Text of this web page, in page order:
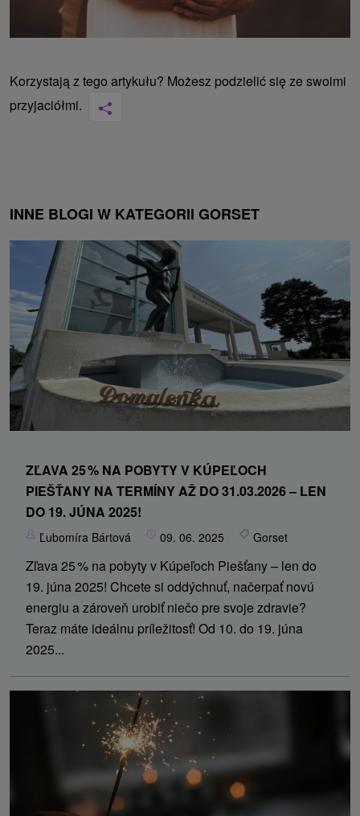
Korzystają z tego artykułu? Możesz podzielić się ze swoimi
przyjaciółmi.
INNE BLOGI W KATEGORII GORSET
ZĽAVA 25 % NA POBYTY V KÚPEĽOCH
PIEŠŤANY NA TERMÍNY AŽ DO 31.03.2026 – LEN
DO 19. JÚNA 2025!
Ľubomíra Bártová 09. 06. 2025 Gorset
Zľava 25 % na pobyty v Kúpeľoch Piešťany – len do
19. júna 2025! Chcete si oddýchnuť, načerpať novú
energiu a zároveň urobiť niečo pre svoje zdravie?
Teraz máte ideálnu príležitosť! Od 10. do 19. júna
2025...